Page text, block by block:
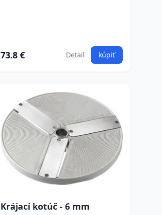
73.8 € Detail kúpiť
Krájací kotúč - 6 mm